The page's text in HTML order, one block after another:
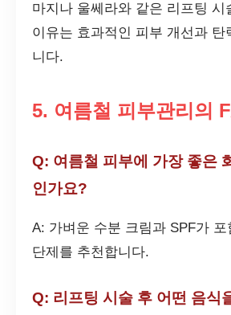
마지나 울쎄라와 같은 리프팅 시
이유는 효과적인 피부 개선과 탄
니다.
5. 여름철 피부관리의
Q: 여름철 피부에 가장 좋은
인가요?
A: 가벼운 수분 크림과 SPF가
단제를 추천합니다.
Q: 리프팅 시술 후 어떤 음식